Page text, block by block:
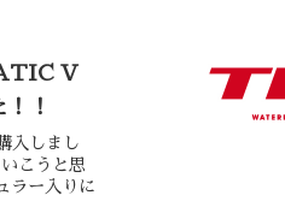
V
！
入しまし
こうと思
ラー入りに